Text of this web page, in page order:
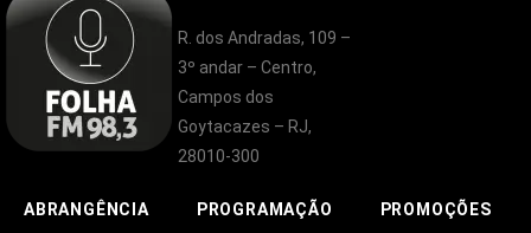
R. dos Andradas, 109 –
3º andar – Centro,
Campos dos
Goytacazes – RJ,
28010-300
ABRANGÊNCIA PROGRAMAÇÃO PROMOÇÕES